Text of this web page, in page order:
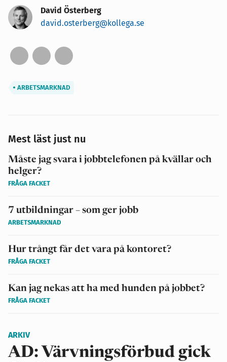
David Österberg
david.osterberg@kollega.se
ARBETSMARKNAD
Mest läst just nu
Måste jag svara i jobbtelefonen på kvällar och
helger?
FRÅGA FACKET
7 utbildningar – som ger jobb
ARBETSMARKNAD
Hur trångt får det vara på kontoret?
FRÅGA FACKET
Kan jag nekas att ha med hunden på jobbet?
FRÅGA FACKET
ARKIV
AD: Värvningsförbud gick